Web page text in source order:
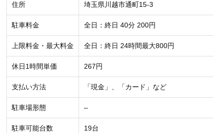
住所 埼玉県川越市通町15-3
駐車料金 全日：終日 40分 200円
上限料金・最大料金 全日：終日 24時間最大800円
休日1時間単価 267円
支払い方法 「現金」、「カード」など
駐車場形態 –
駐車可能台数 19台